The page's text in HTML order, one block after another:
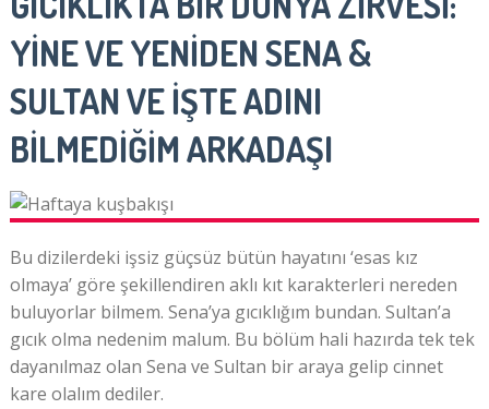
YİNE VE YENİDEN SENA &
SULTAN VE İŞTE ADINI
BİLMEDİĞİM ARKADAŞI
Bu dizilerdeki işsiz güçsüz bütün hayatını ‘esas kız
olmaya’ göre şekillendiren aklı kıt karakterleri nereden
buluyorlar bilmem. Sena’ya gıcıklığım bundan. Sultan’a
gıcık olma nedenim malum. Bu bölüm hali hazırda tek tek
dayanılmaz olan Sena ve Sultan bir araya gelip cinnet
kare olalım dediler.